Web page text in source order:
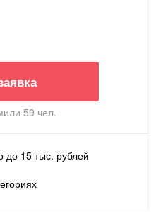
59 чел.
до 15 тыс. рублей